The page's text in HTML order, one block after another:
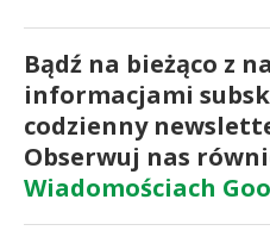
Bądź na bieżąco z
informacjami
codzienny
Obserwuj nas
Wiadomościach